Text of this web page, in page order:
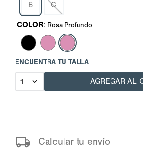
B C
COLOR: Rosa Profundo
ENCUENTRA TU TALLA
1 AGREGAR AL
Calcular tu envío